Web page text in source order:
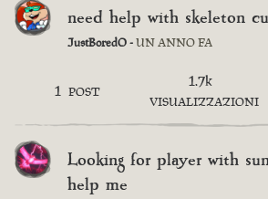
need help with skeleton
JustBoredO -UN ANNO FA
1 POST
1.7k
VISUALIZZAZIONI
Looking for player with
help me